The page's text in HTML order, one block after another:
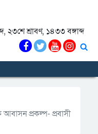
শ্রাবণ, ১৪৩৩ বঙ্গাব্দ
আবাসন প্রকল্প- প্রবাসী